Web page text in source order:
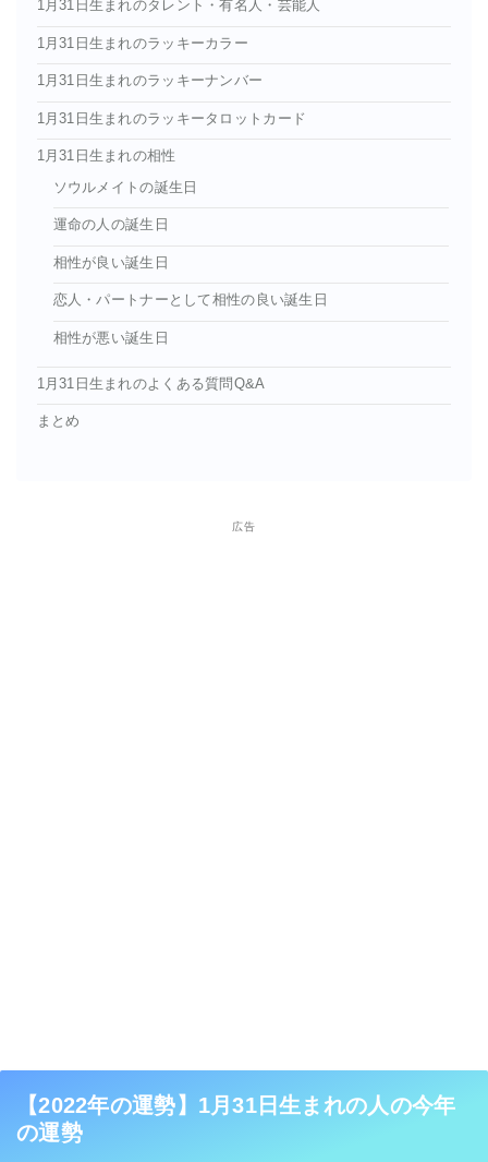
1月31日生まれのタレント・有名人・芸能人
1月31日生まれのラッキーカラー
1月31日生まれのラッキーナンバー
1月31日生まれのラッキータロットカード
1月31日生まれの相性
ソウルメイトの誕生日
運命の人の誕生日
相性が良い誕生日
恋人・パートナーとして相性の良い誕生日
相性が悪い誕生日
1月31日生まれのよくある質問Q&A
まとめ
広告
【2022年の運勢】1月31日生まれの人の今年
の運勢